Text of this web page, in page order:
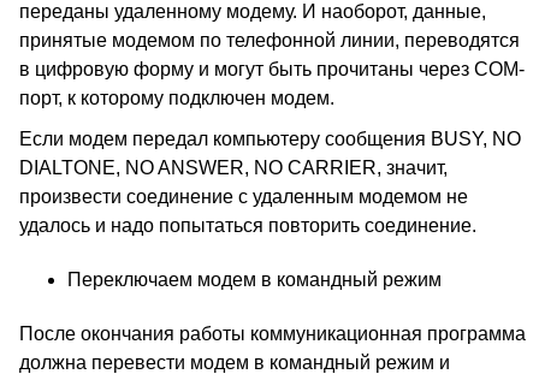
переданы удаленному модему. И наоборот, данные,
принятые модемом по телефонной линии, переводятся
в цифровую форму и могут быть прочитаны через COM-
порт, к которому подключен модем.
Если модем передал компьютеру сообщения BUSY, NO
DIALTONE, NO ANSWER, NO CARRIER, значит,
произвести соединение с удаленным модемом не
удалось и надо попытаться повторить соединение.
Переключаем модем в командный режим
После окончания работы коммуникационная программа
должна перевести модем в командный режим и